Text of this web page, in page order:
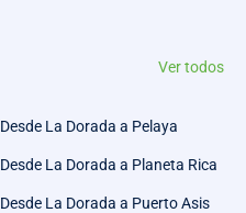
Ver todos
Desde La Dorada a Pelaya
Desde La Dorada a Planeta Rica
Desde La Dorada a Puerto Asis